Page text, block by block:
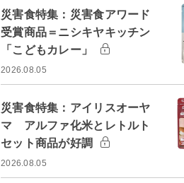
災害食特集：災害食アワード
受賞商品＝ニシキヤキッチン
「こどもカレー」
2026.08.05
災害食特集：アイリスオーヤ
マ アルファ化米とレトルト
セット商品が好調
2026.08.05